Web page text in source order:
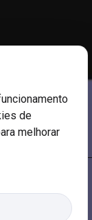
de
melhorar